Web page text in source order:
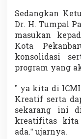
Sedangkan
Dr. H. Tumpal
masukan
Kota
konsolidasi
program yang
” ya kita di
Kreatif serta
sekarang ini
kreatifitas kita
ada.” ujarnya.